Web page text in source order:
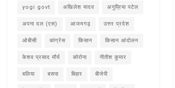
yogi govt अखिलेश यादव अनुप्रिया पटेल
अपना दल (एस) आजमगढ़ उत्तर प्रदेश
ओबीसी कांग्रेस किसान किसान आंदोलन
केशव प्रसाद मौर्य कोरोना नीतीश कुमार
बलिया बसपा बिहार बीजेपी